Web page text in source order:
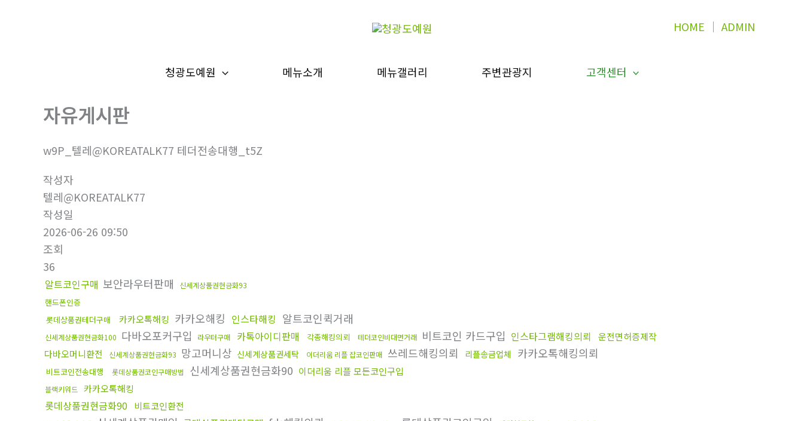
HOME │ADMIN
청광도예원 메뉴소개 메뉴갤러리 주변관광지 고객센터
자유게시판
w9P_텔레@KOREATALK77 테더전송대행_t5Z
작성자
텔레@KOREATALK77
작성일
2026-06-26 09:50
조회
36
알트코인구매 보안라우터판매 신세계상품권현금화93
핸드폰인증
롯데상품권테더구매
카카오톡해킹 카카오해킹 인스타해킹 알트코인퀵거래
신세계상품권현금화100 다바오포커구입 라우터구매 카톡아이디판매 각종해킹의뢰 테더코인비대면거래 비트코인 카드구입 인스타그램해킹의뢰
운전면허증제작
다바오머니환전
신세계상품권현금화93 망고머니상 신세계상품권세탁 이더리움 리플 잡코인판매 쓰레드해킹의뢰 리플송금업체 카카오톡해킹의뢰
비트코인전송대행 롯데상품권코인구매방법 신세계상품권현금화90 이더리움 리플 모든코인구입
블랙키워드 카카오톡해킹
롯데상품권현금화90 비트코인환전